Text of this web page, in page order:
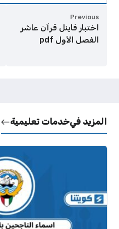
Previous
اختبار فاينل قرآن عاشر
الفصل الأول pdf
المزيد فيخدمات تعليمية